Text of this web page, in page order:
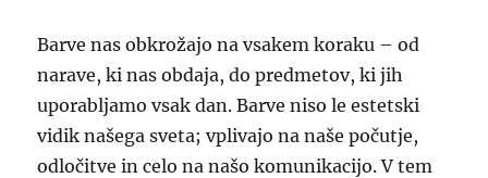
Barve nas obkrožajo na vsakem koraku – od
narave, ki nas obdaja, do predmetov, ki jih
uporabljamo vsak dan. Barve niso le estetski
vidik našega sveta; vplivajo na naše počutje,
odločitve in celo na našo komunikacijo. V tem